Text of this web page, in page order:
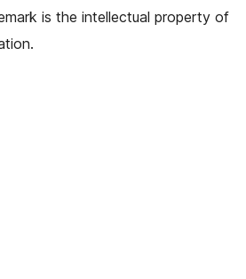
is the intellectual property of